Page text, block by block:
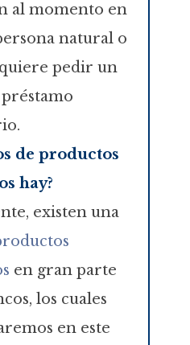
al momento en
natural o
pedir un
de productos
hay?
existen una
en gran parte
los cuales
en este